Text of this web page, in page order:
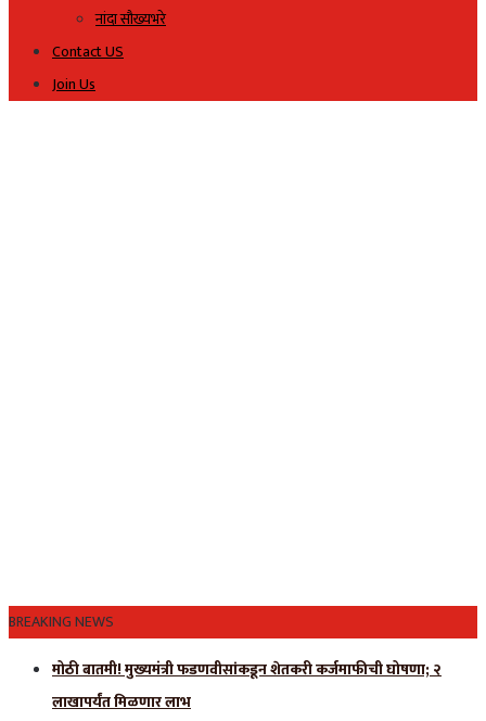
नांदा सौख्यभरे
Contact US
Join Us
BREAKING NEWS
मोठी बातमी! मुख्यमंत्री फडणवीसांकडून शेतकरी कर्जमाफीची घोषणा; २
लाखापर्यंत मिळणार लाभ